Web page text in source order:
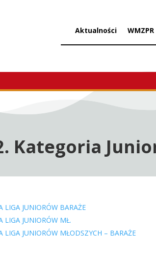
Aktualności WMZPR
Kategoria
LIGA JUNIORÓW BARAŻE
LIGA JUNIORÓW MŁ.
LIGA JUNIORÓW MŁODSZYCH – BARAŻE